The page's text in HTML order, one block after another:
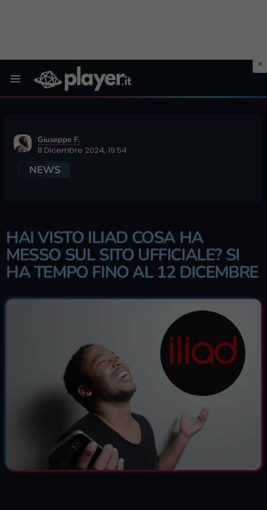
Giuseppe F.
8 Dicembre 2024, 19:54
NEWS
HAI VISTO ILIAD COSA HA
MESSO SUL SITO UFFICIALE? SI
HA TEMPO FINO AL 12 DICEMBRE